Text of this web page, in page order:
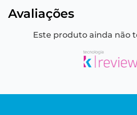
Avaliações
Este produto ainda não